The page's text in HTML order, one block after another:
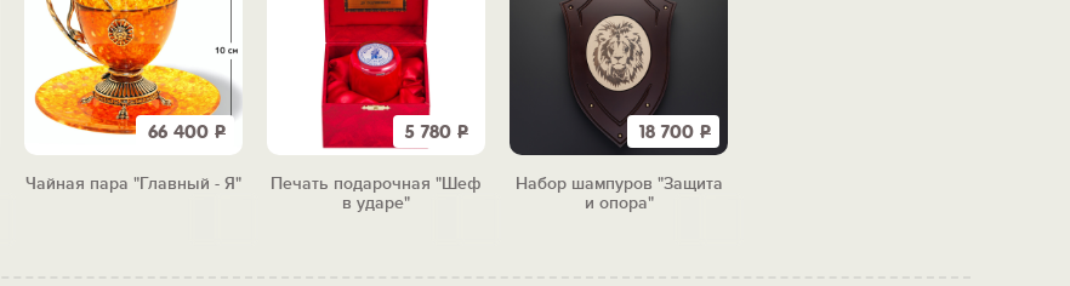
66 400 Р
Чайная пара "Главный - Я"
5 780 Р
Печать подарочная "Шеф
в ударе"
18 700 Р
Набор шампуров "Защита
и опора"